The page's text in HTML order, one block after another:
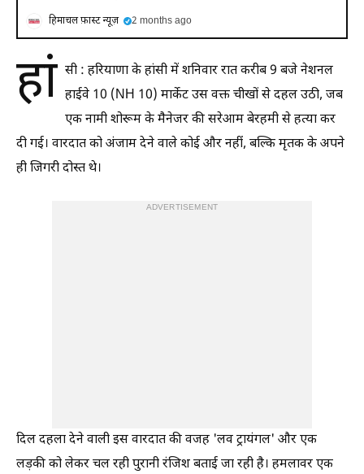
हिमाचल फ़ास्ट न्यूज़ 2 months ago
हां सी : हरियाणा के हांसी में शनिवार रात करीब 9 बजे नेशनल
हाईवे 10 (NH 10) मार्केट उस वक्त चीखों से दहल उठी, जब
एक नामी शोरूम के मैनेजर की सरेआम बेरहमी से हत्या कर
दी गई। वारदात को अंजाम देने वाले कोई और नहीं, बल्कि मृतक के अपने
ही जिगरी दोस्त थे।
ADVERTISEMENT
दिल दहला देने वाली इस वारदात की वजह 'लव ट्रायंगल' और एक
लड़की को लेकर चल रही पुरानी रंजिश बताई जा रही है। हमलावर एक